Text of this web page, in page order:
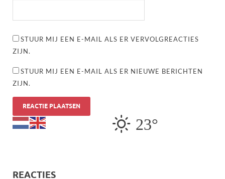
STUUR MIJ EEN E-MAIL ALS ER VERVOLGREACTIES
ZIJN.
STUUR MIJ EEN E-MAIL ALS ER NIEUWE BERICHTEN
ZIJN.
23°
REACTIES